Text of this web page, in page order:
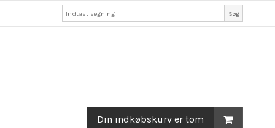
Søg
Din indkøbskurv er tom